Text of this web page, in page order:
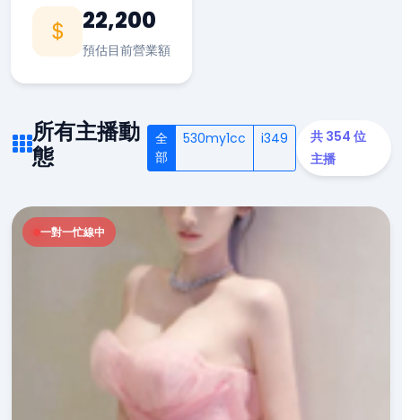
22,200
預估目前營業額
所有主播動
態
全
部
530my1cc i349
共 354 位
主播
一對一忙線中